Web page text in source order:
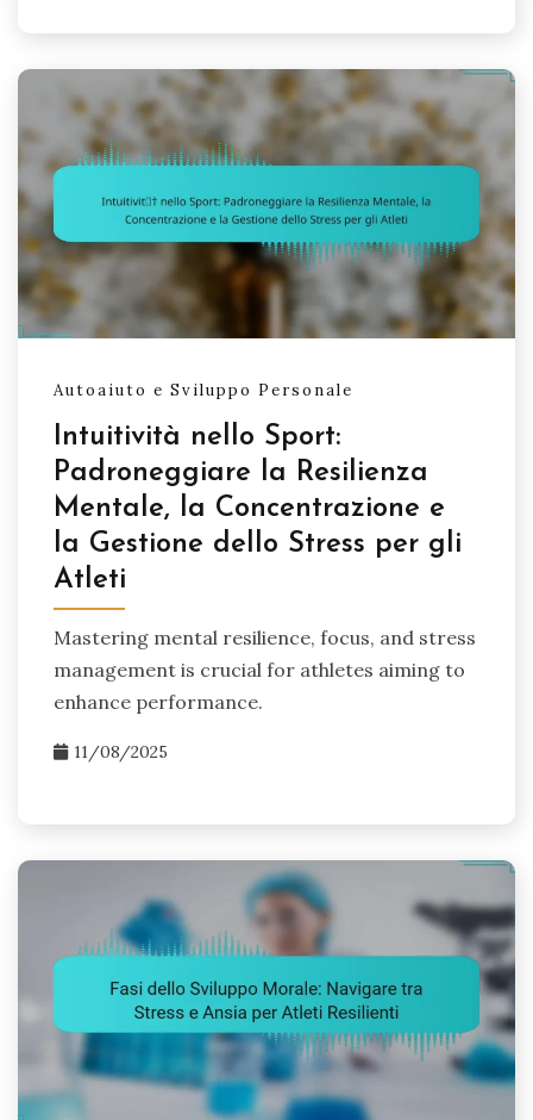
Autoaiuto e Sviluppo Personale
Intuitività nello Sport:
Padroneggiare la Resilienza
Mentale, la Concentrazione e
la Gestione dello Stress per gli
Atleti
Mastering mental resilience, focus, and stress
management is crucial for athletes aiming to
enhance performance.
11/08/2025